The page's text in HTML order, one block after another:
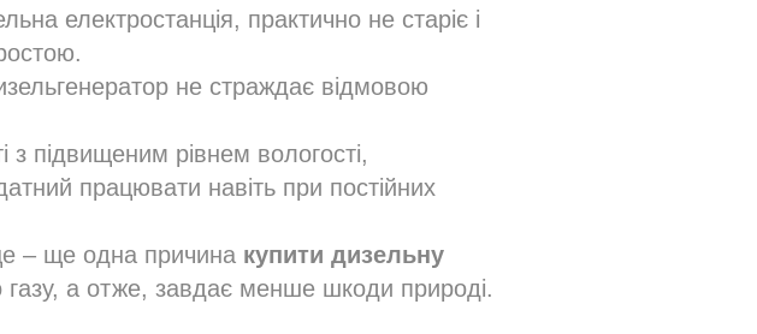
електростанція, практично не старіє і
не страждає відмовою
з підвищеним рівнем вологості,
працювати навіть при постійних
– ще одна причина купити дизельну
газу, а отже, завдає менше шкоди природі.